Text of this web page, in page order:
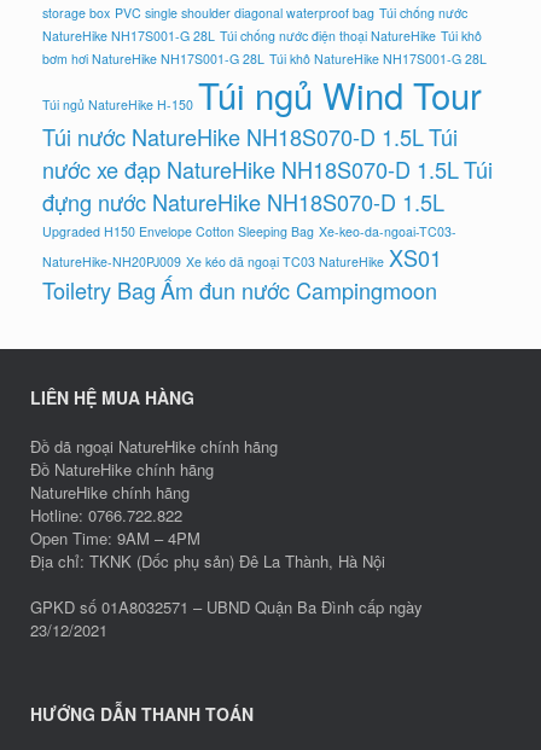
storage box PVC single shoulder diagonal waterproof bag Túi chống nước
NatureHike NH17S001-G 28L Túi chống nước điện thoại NatureHike Túi khô
bơm hơi NatureHike NH17S001-G 28L Túi khô NatureHike NH17S001-G 28L
Túi ngủ NatureHike H-150 Túi ngủ Wind Tour
Túi nước NatureHike NH18S070-D 1.5LTúi
nước xe đạp NatureHike NH18S070-D 1.5LTúi
đựng nước NatureHike NH18S070-D 1.5L
Upgraded H150 Envelope Cotton Sleeping Bag Xe-keo-da-ngoai-TC03-
NatureHike-NH20PJ009 Xe kéo dã ngoại TC03 NatureHike XS01
Toiletry BagẤm đun nước Campingmoon
LIÊN HỆ MUA HÀNG
Đồ dã ngoại NatureHike chính hãng
Đồ NatureHike chính hãng
NatureHike chính hãng
Hotline: 0766.722.822
Open Time: 9AM – 4PM
Địa chỉ: TKNK (Dốc phụ sản) Đê La Thành, Hà Nội
GPKD số 01A8032571 – UBND Quận Ba Đình cấp ngày
23/12/2021
HƯỚNG DẪN THANH TOÁN